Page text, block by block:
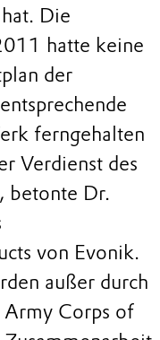
Die
hatte keine
der
ferngehalten
Verdienst des
betonte Dr.
von Evonik.
außer durch
Army Corps of